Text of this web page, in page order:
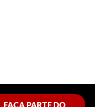
FAÇA PARTE DO